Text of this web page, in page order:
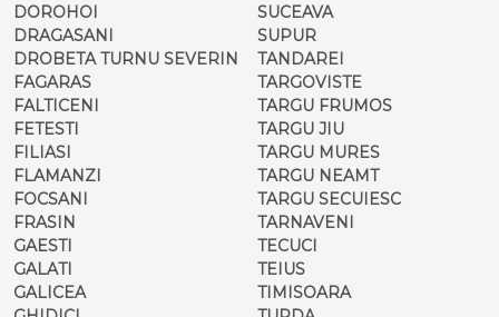
DOROHOI
DRAGASANI
DROBETA TURNU SEVERIN
FAGARAS
FALTICENI
FETESTI
FILIASI
FLAMANZI
FOCSANI
FRASIN
GAESTI
GALATI
GALICEA
SUCEAVA
SUPUR
TANDAREI
TARGOVISTE
TARGU FRUMOS
TARGU JIU
TARGU MURES
TARGU NEAMT
TARGU SECUIESC
TARNAVENI
TECUCI
TEIUS
TIMISOARA